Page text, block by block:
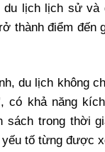
lịch lịch sử và
thành điểm đến
du lịch không
có khả năng
sách trong thời
tố từng được